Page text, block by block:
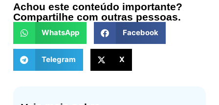
Achou este conteúdo importante?
Compartilhe com outras pessoas.
WhatsApp Facebook
Telegram X